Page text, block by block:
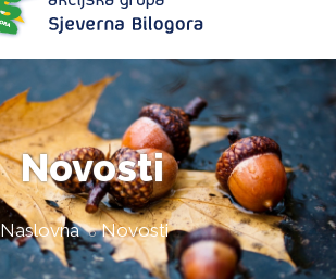
Novosti
Naslovna Novosti